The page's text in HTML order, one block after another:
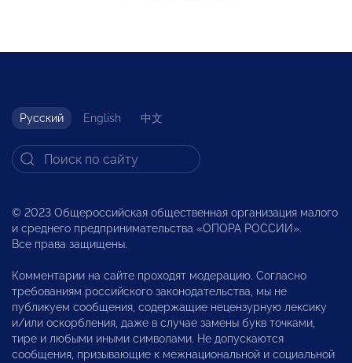
Русский English 中文
© 2023 Общероссийская общественная организация малого
и среднего предпринимательства «ОПОРА РОССИИ».
Все права защищены.
Комментарии на сайте проходят модерацию. Согласно
требованиям российского законодательства, мы не
публикуем сообщения, содержащие нецензурную лексику
и/или оскорбления, даже в случае замены букв точками,
тире и любыми иными символами. Не допускаются
сообщения, призывающие к межнациональной и социальной